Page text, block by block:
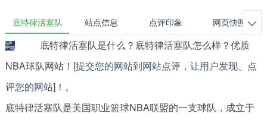
底特律活塞队 站点信息 点评印象 网页快照 
底特律活塞队是什么？底特律活塞队怎么样？优质
NBA球队网站！ [提交您的网站到网站点评，让用户发现、点
评您的网站]！ 。
底特律活塞队是美国职业篮球NBA联盟的一支球队，成立于